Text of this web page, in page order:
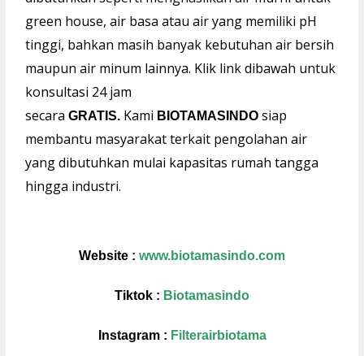
green house, air basa atau air yang memiliki pH
tinggi, bahkan masih banyak kebutuhan air bersih
maupun air minum lainnya. Klik link dibawah untuk
konsultasi 24 jam
secaraGRATIS. Kami BIOTAMASINDOsiap
membantu masyarakat terkait pengolahan air
yang dibutuhkan mulai kapasitas rumah tangga
hingga industri.
Website : www.biotamasindo.com
Tiktok : Biotamasindo
Instagram : Filterairbiotama